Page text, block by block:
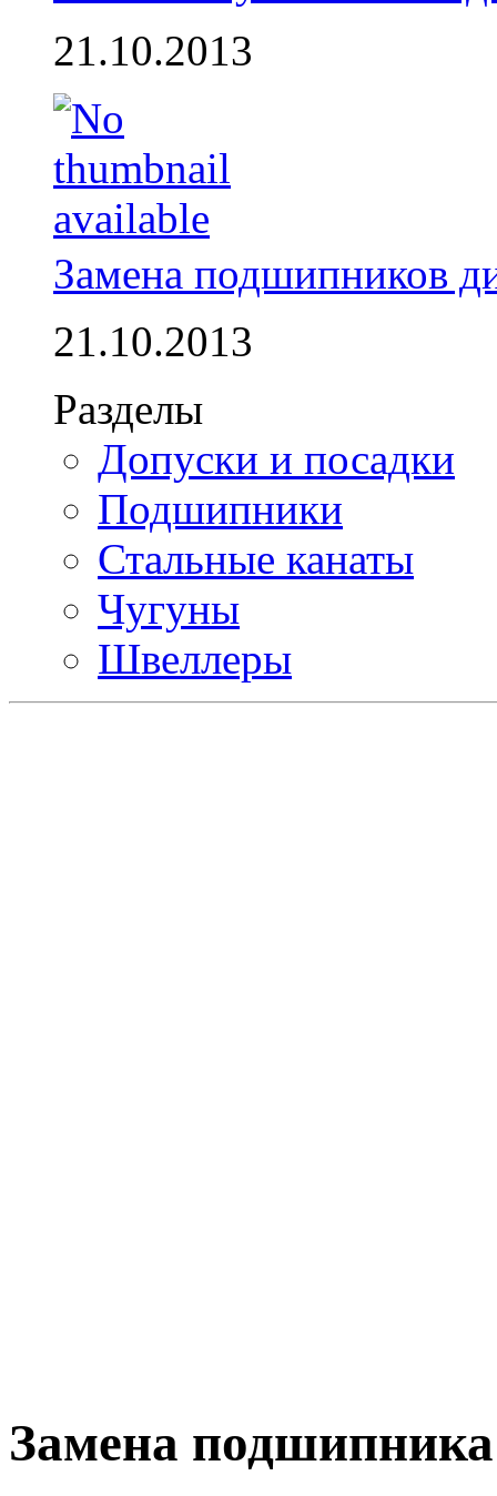
21.10.2013
Замена подшипников
21.10.2013
Разделы
Допуски и посадки
Подшипники
Стальные канаты
Чугуны
Швеллеры
Замена